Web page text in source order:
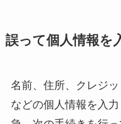
誤って個人情報を
名前、住所、クレジ
などの個人情報を入